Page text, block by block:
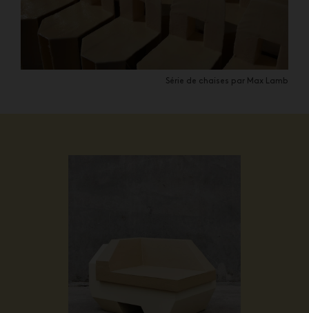
Série de chaises par Max Lamb